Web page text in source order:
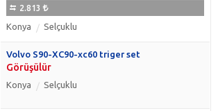
2.813
Konya Selçuklu
Volvo S90-XC90-xc60 triger set
Görüşülür
Konya Selçuklu